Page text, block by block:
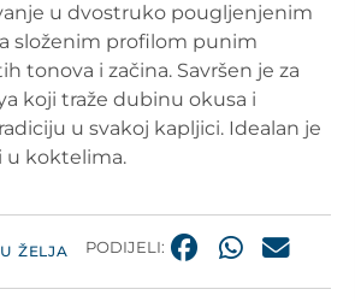
u dvostruko pougljenjenim
složenim profilom punim
tonova i začina. Savršen je za
koji traže dubinu okusa i
u svakoj kapljici. Idealan je
u koktelima.
ŽELJA PODIJELI: